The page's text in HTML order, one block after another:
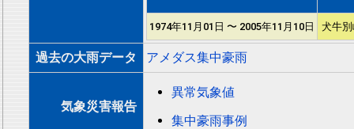
1974年11月01日 〜 2005年11月10日 犬牛
過去の大雨データ アメダス集中豪雨
気象災害報告
異常気象値
集中豪雨事例